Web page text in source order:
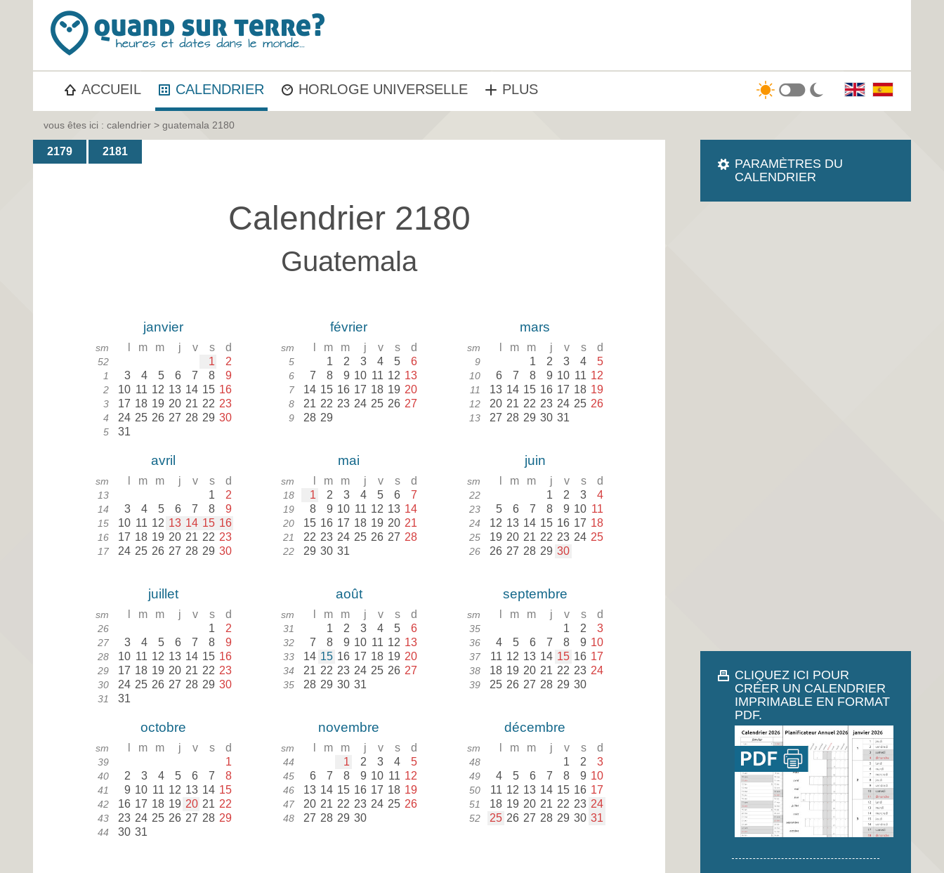
ACCUEIL CALENDRIER HORLOGE UNIVERSELLE PLUS
vous êtes ici : calendrier > guatemala 2180
2179 2181
Calendrier 2180
Guatemala
janvier
sm m m j v s d
52 1 2
1 3 4 5 6 7 8 9
2 10 11 12 13 14 15 16
3 17 18 19 20 21 22 23
4 24 25 26 27 28 29 30
5 31
février
sm m m j v s d
5 1 2 3 4 5 6
6 7 8 9 10 11 12 13
7 14 15 16 17 18 19 20
8 21 22 23 24 25 26 27
9 28 29
mars
sm m m j v s d
9 1 2 3 4 5
10 6 7 8 9 10 11 12
11 13 14 15 16 17 18 19
12 20 21 22 23 24 25 26
13 27 28 29 30 31
avril
sm m m j v s d
13 1 2
14 3 4 5 6 7 8 9
15 10 11 12 13 14 15 16
16 17 18 19 20 21 22 23
17 24 25 26 27 28 29 30
mai
sm m m j v s d
18 1 2 3 4 5 6 7
19 8 9 10 11 12 13 14
20 15 16 17 18 19 20 21
21 22 23 24 25 26 27 28
22 29 30 31
juin
sm m m j v s d
22 1 2 3 4
23 5 6 7 8 9 10 11
24 12 13 14 15 16 17 18
25 19 20 21 22 23 24 25
26 26 27 28 29 30
juillet
sm m m j v s d
26 1 2
27 3 4 5 6 7 8 9
28 10 11 12 13 14 15 16
29 17 18 19 20 21 22 23
30 24 25 26 27 28 29 30
31 31
août
sm m m j v s d
31 1 2 3 4 5 6
32 7 8 9 10 11 12 13
33 14 15 16 17 18 19 20
34 21 22 23 24 25 26 27
35 28 29 30 31
septembre
sm m m j v s d
35 1 2 3
36 4 5 6 7 8 9 10
37 11 12 13 14 15 16 17
38 18 19 20 21 22 23 24
39 25 26 27 28 29 30
octobre
sm m m j v s d
39 1
40 2 3 4 5 6 7 8
41 9 10 11 12 13 14 15
42 16 17 18 19 20 21 22
43 23 24 25 26 27 28 29
44 30 31
novembre
sm m m j v s d
44 1 2 3 4 5
45 6 7 8 9 10 11 12
46 13 14 15 16 17 18 19
47 20 21 22 23 24 25 26
48 27 28 29 30
décembre
sm m m j v s d
48 1 2 3
49 4 5 6 7 8 9 10
50 11 12 13 14 15 16 17
51 18 19 20 21 22 23 24
52 25 26 27 28 29 30 31
PARAMÈTRES DU
CALENDRIER
CLIQUEZ ICI POUR
CRÉER UN CALENDRIER
IMPRIMABLE EN FORMAT
PDF.